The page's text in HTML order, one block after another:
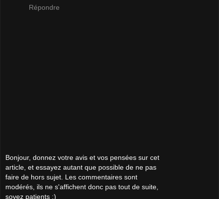
Répondre
Bonjour, donnez votre avis et vos pensées sur cet
article, et essayez autant que possible de ne pas
faire de hors sujet. Les commentaires sont
modérés, ils ne s'affichent donc pas tout de suite,
soyez patients :)